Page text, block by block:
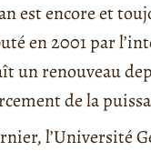
est encore et
en 2001 par
un renouveau
de la
l’Université